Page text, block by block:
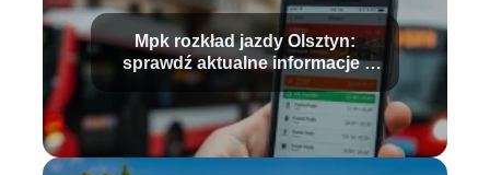
Mpk rozkład jazdy Olsztyn:
sprawdź aktualne informacje i